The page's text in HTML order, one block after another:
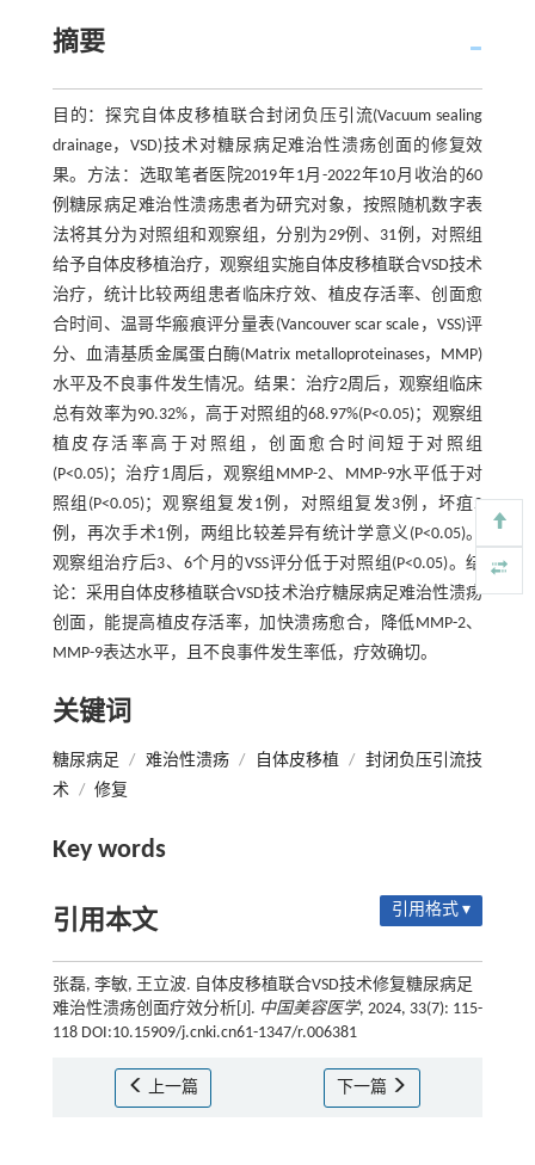
摘要
目的：探究自体皮移植联合封闭负压引流(Vacuum sealing
drainage，VSD)技术对糖尿病足难治性溃疡创面的修复效
果。方法：选取笔者医院2019年1月-2022年10月收治的60
例糖尿病足难治性溃疡患者为研究对象，按照随机数字表
法将其分为对照组和观察组，分别为29例、31例，对照组
给予自体皮移植治疗，观察组实施自体皮移植联合VSD技术
治疗，统计比较两组患者临床疗效、植皮存活率、创面愈
合时间、温哥华瘢痕评分量表(Vancouver scar scale，VSS)评
分、血清基质金属蛋白酶(Matrix metalloproteinases，MMP)
水平及不良事件发生情况。结果：治疗2周后，观察组临床
总有效率为90.32%，高于对照组的68.97%(P<0.05)；观察组
植皮存活率高于对照组，创面愈合时间短于对照组
(P<0.05)；治疗1周后，观察组MMP-2、MMP-9水平低于对
照组(P<0.05)；观察组复发1例，对照组复发3例，坏疽2
例，再次手术1例，两组比较差异有统计学意义(P<0.05)。
观察组治疗后3、6个月的VSS评分低于对照组(P<0.05)。结
论：采用自体皮移植联合VSD技术治疗糖尿病足难治性溃疡
创面，能提高植皮存活率，加快溃疡愈合，降低MMP-2、
MMP-9表达水平，且不良事件发生率低，疗效确切。
关键词
糖尿病足 / 难治性溃疡 / 自体皮移植 / 封闭负压引流技
术 / 修复
Key words
引用本文 引用格式 ▾
张磊, 李敏, 王立波. 自体皮移植联合VSD技术修复糖尿病足
难治性溃疡创面疗效分析[J]. 中国美容医学, 2024, 33(7): 115-
118 DOI:10.15909/j.cnki.cn61-1347/r.006381
上一篇 下一篇